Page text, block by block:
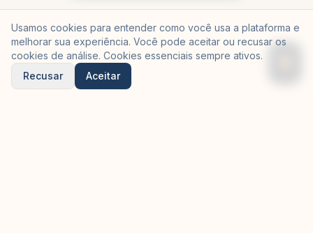
Usamos cookies para entender como você usa a plataforma e
melhorar sua experiência. Você pode aceitar ou recusar os
cookies de análise. Cookies essenciais sempre ativos.
Recusar
Aceitar